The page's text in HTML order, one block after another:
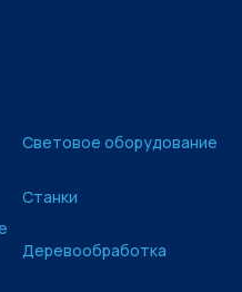
Световое оборудование
Станки
Деревообработка